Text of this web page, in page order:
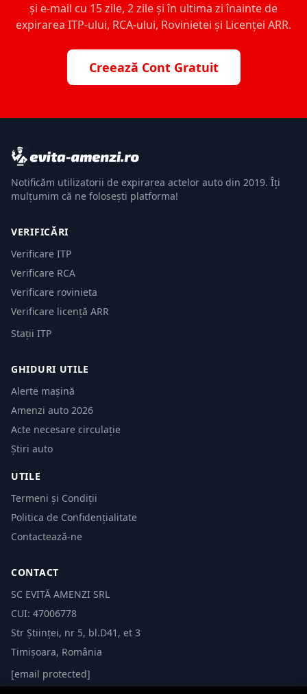
și e-mail cu 15 zile, 2 zile și în ultima zi înainte de
expirarea ITP-ului, RCA-ului, Rovinietei și Licenței ARR.
Creează Cont Gratuit
Notificăm utilizatorii de expirarea actelor auto din 2019. Îți
mulțumim că ne folosești platforma!
VERIFICĂRI
Verificare ITP
Verificare RCA
Verificare rovinieta
Verificare licență ARR
Stații ITP
GHIDURI UTILE
Alerte mașină
Amenzi auto 2026
Acte necesare circulație
Știri auto
UTILE
Termeni și Condiții
Politica de Confidențialitate
Contactează-ne
CONTACT
SC EVITĂ AMENZI SRL
CUI: 47006778
Str Științei, nr 5, bl.D41, et 3
Timișoara, România
[email protected]